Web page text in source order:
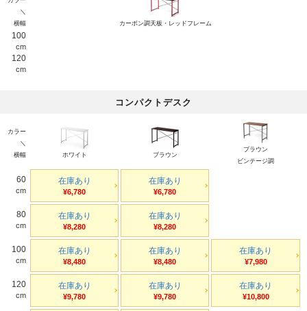
＼
横幅
カーボン調天板・レッドフレーム
100
cm
120
cm
コンパクトデスク
カラー
＼
横幅
ホワイト ブラウン
ブラウン
ビンテージ調
60
cm
在庫あり
¥6,780
在庫あり
¥6,780
80
cm
在庫あり
¥8,280
在庫あり
¥8,280
100
cm
在庫あり
¥8,480
在庫あり
¥8,480
在庫あり
¥7,980
120
cm
在庫あり
¥9,780
在庫あり
¥9,780
在庫あり
¥10,800